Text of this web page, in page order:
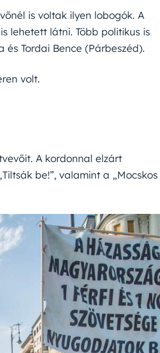
is voltak ilyen lobogók. A
lehetett látni. Több politikus is
és Tordai Bence (Párbeszéd).
volt.
A kordonnal elzárt
be!”, valamint a „Mocskos